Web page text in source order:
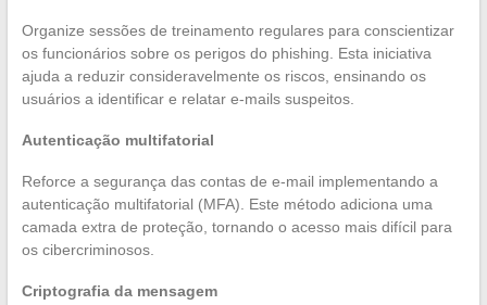
Organize sessões de treinamento regulares para conscientizar
os funcionários sobre os perigos do phishing. Esta iniciativa
ajuda a reduzir consideravelmente os riscos, ensinando os
usuários a identificar e relatar e-mails suspeitos.
Autenticação multifatorial
Reforce a segurança das contas de e-mail implementando a
autenticação multifatorial (MFA). Este método adiciona uma
camada extra de proteção, tornando o acesso mais difícil para
os cibercriminosos.
Criptografia da mensagem